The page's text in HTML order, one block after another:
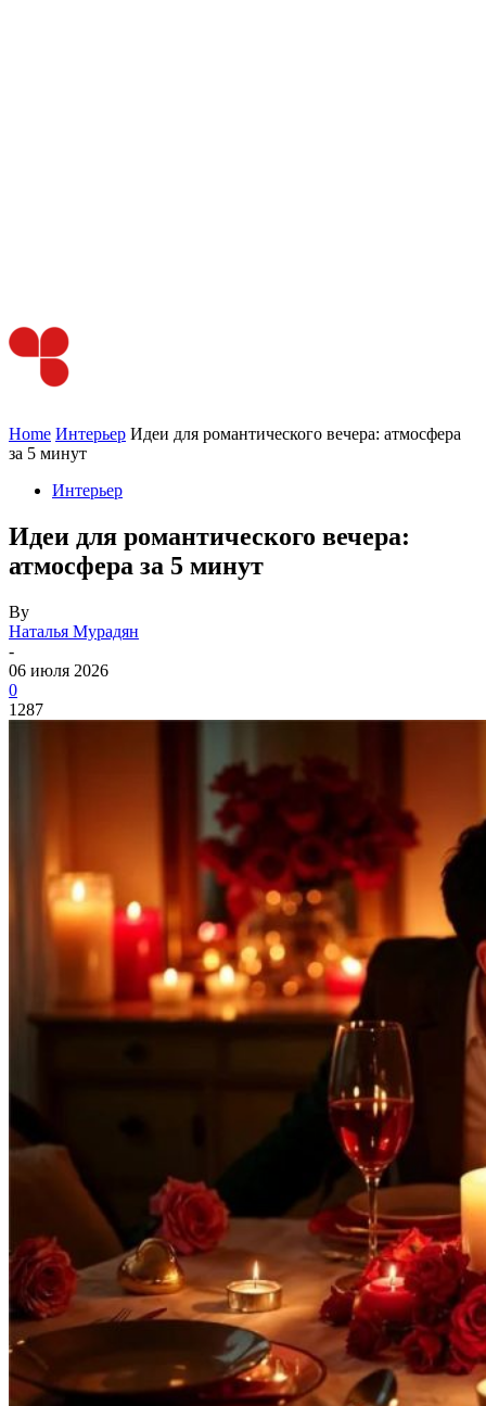
Home Интерьер Идеи для романтического вечера: атмосфера
за 5 минут
Интерьер
Идеи для романтического вечера:
атмосфера за 5 минут
By
Наталья Мурадян
-
06 июля 2026
0
1287